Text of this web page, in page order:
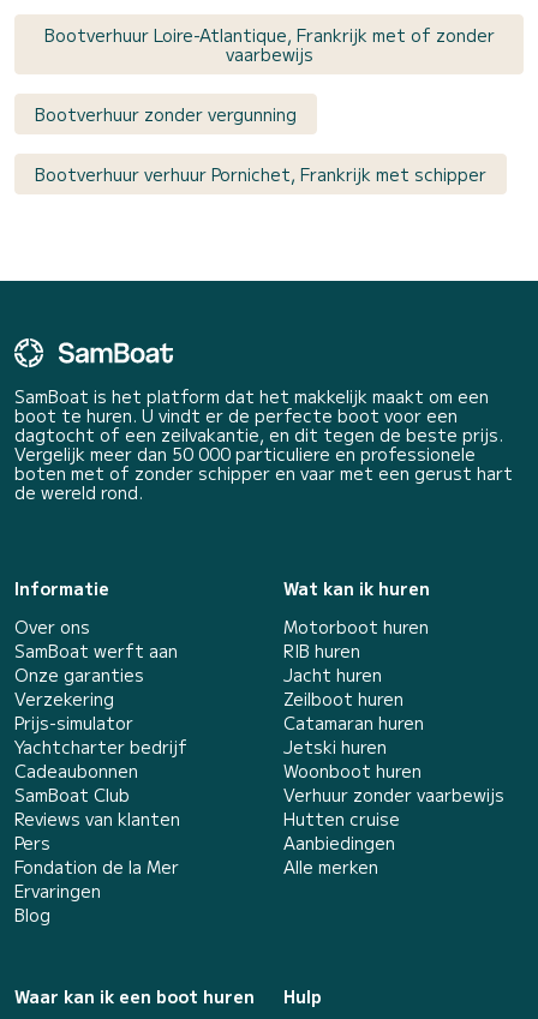
Bootverhuur Loire-Atlantique, Frankrijk met of zonder
vaarbewijs
Bootverhuur zonder vergunning
Bootverhuur verhuur Pornichet, Frankrijk met schipper
SamBoat is het platform dat het makkelijk maakt om een
boot te huren. U vindt er de perfecte boot voor een
dagtocht of een zeilvakantie, en dit tegen de beste prijs.
Vergelijk meer dan 50 000 particuliere en professionele
boten met of zonder schipper en vaar met een gerust hart
de wereld rond.
Informatie
Over ons
SamBoat werft aan
Onze garanties
Verzekering
Prijs-simulator
Yachtcharter bedrijf
Cadeaubonnen
SamBoat Club
Reviews van klanten
Pers
Fondation de la Mer
Ervaringen
Blog
Wat kan ik huren
Motorboot huren
RIB huren
Jacht huren
Zeilboot huren
Catamaran huren
Jetski huren
Woonboot huren
Verhuur zonder vaarbewijs
Hutten cruise
Aanbiedingen
Alle merken
Waar kan ik een boot huren
Hulp